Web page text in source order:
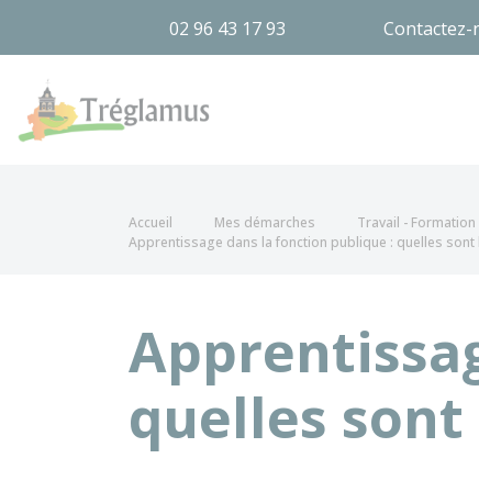
02 96 43 17 93 Contactez-
Accueil Mes démarches Travail - Formation
Apprentissage dans la fonction publique : quelles sont
quelles sont